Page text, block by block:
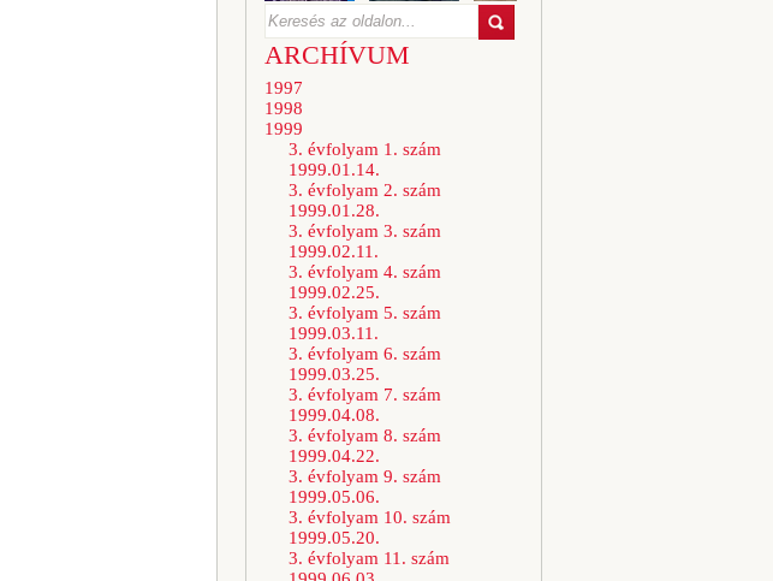
ARCHÍVUM
1997
1998
1999
3. évfolyam 1. szám
1999.01.14.
3. évfolyam 2. szám
1999.01.28.
3. évfolyam 3. szám
1999.02.11.
3. évfolyam 4. szám
1999.02.25.
3. évfolyam 5. szám
1999.03.11.
3. évfolyam 6. szám
1999.03.25.
3. évfolyam 7. szám
1999.04.08.
3. évfolyam 8. szám
1999.04.22.
3. évfolyam 9. szám
1999.05.06.
3. évfolyam 10. szám
1999.05.20.
3. évfolyam 11. szám